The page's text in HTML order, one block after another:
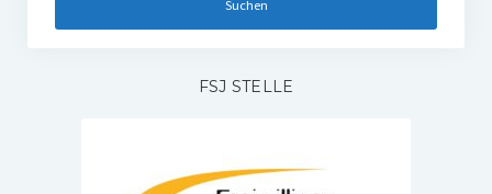
FSJ STELLE